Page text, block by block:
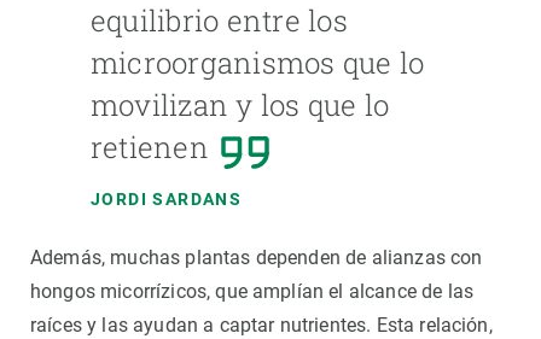
equilibrio entre los
microorganismos que lo
movilizan y los que lo
retienen
JORDI SARDANS
Además, muchas plantas dependen de alianzas con
hongos micorrízicos, que amplían el alcance de las
raíces y las ayudan a captar nutrientes. Esta relación,